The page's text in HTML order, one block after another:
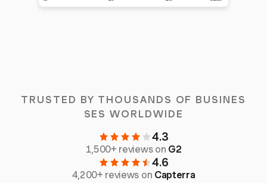
TRUSTED BY THOUSANDS OF BUSINES
SES WORLDWIDE
4.3
1,500+ reviews on G2
4.6
4,200+ reviews on Capterra